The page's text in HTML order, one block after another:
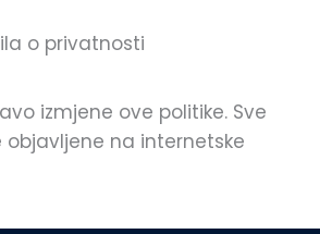
o privatnosti
izmjene ove politike. Sve
na internetske